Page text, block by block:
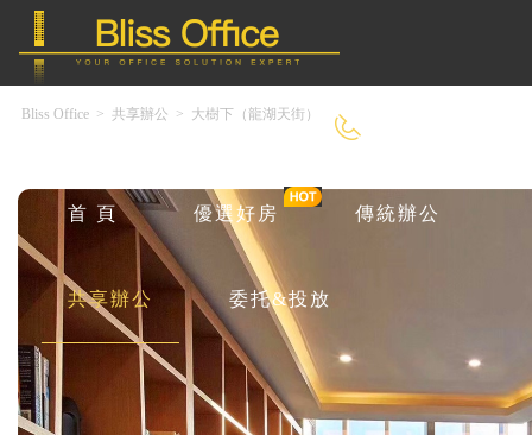
首 頁 優選好房 傳統辦公
共享辦公 委托&投放
Bliss Office > 共享辦公 > 大樹下（龍湖天街）